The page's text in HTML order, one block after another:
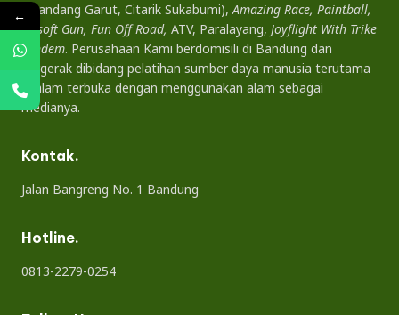
Cikandang Garut, Citarik Sukabumi),Amazing Race, Paintball,
Airsoft Gun, Fun Off Road, ATV, Paralayang, Joyflight With Trike
Tandem. Perusahaan Kami berdomisili di Bandung dan
bergerak dibidang pelatihan sumber daya manusia terutama
di alam terbuka dengan menggunakan alam sebagai
medianya.
Kontak.
Jalan Bangreng No. 1 Bandung
Hotline.
0813-2279-0254
←